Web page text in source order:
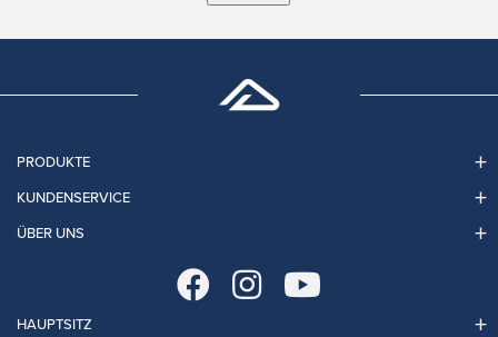
PRODUKTE
KUNDENSERVICE
ÜBER UNS
HAUPTSITZ